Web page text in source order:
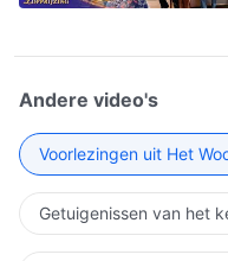
Andere video's
Voorlezingen uit Het
Getuigenissen van het